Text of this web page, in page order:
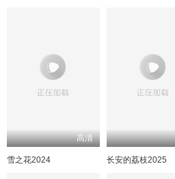
高清
雪之花2024 长安的荔枝2025